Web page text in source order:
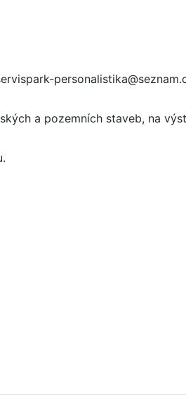
a pozemních staveb, na